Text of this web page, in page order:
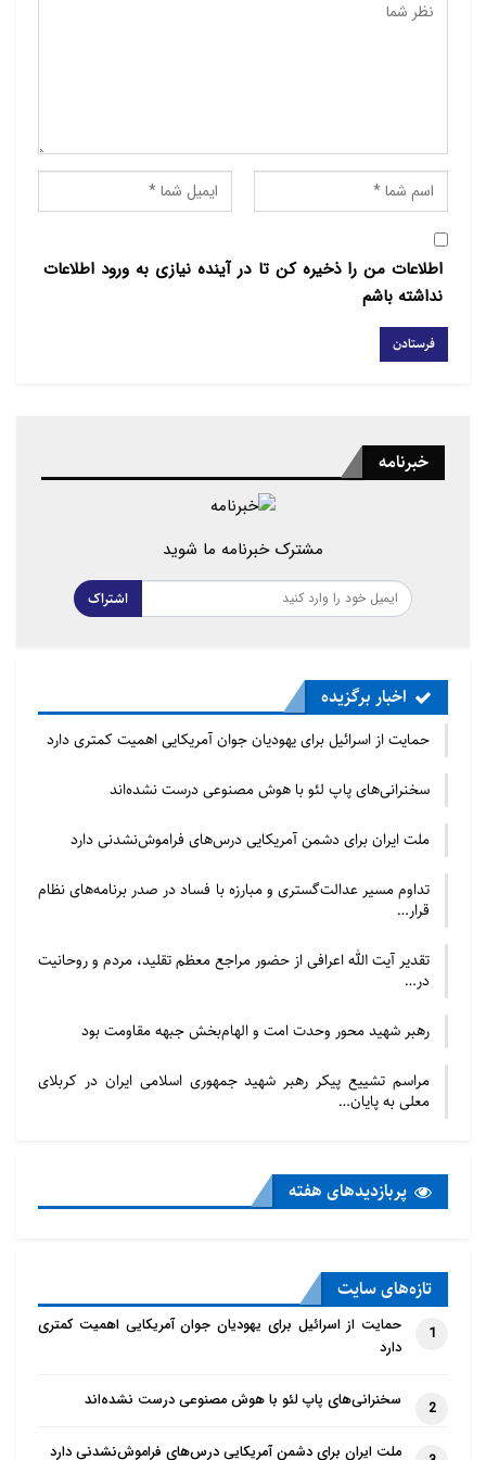
وی تاکید کرد: باید در جهت پایان دادن به سوء استفاده از
رستمی در پایان تاکید کرد: اگر قرار باشد امید و نشاط در
بین جامعه جوان توسعه یابد و پایدار باشد راه آن افزایش
مشارکت اجتماعی جوانان در قالب‌های نهادمند است.
منبع: ایسنا
اطلاعات من را ذخیره کن تا در آینده نیازی به ورود اطلاعات
نداشته باشم
خبرنامه
مشترک خبرنامه ما شوید
اشتراک
اخبار برگزیده
حمایت از اسرائیل برای یهودیان جوان آمریکایی اهمیت کمتری دارد
سخنرانی‌های پاپ لئو با هوش مصنوعی درست نشده‌اند
ملت ایران برای دشمن آمریکایی درس‌های فراموش‌نشدنی دارد
تداوم مسیر عدالت‌گستری و مبارزه با فساد در صدر برنامه‌های نظام
قرار…
تقدیر آیت الله اعرافی از حضور مراجع معظم تقلید، مردم و روحانیت
در…
رهبر شهید محور وحدت امت و الهام‌بخش جبهه مقاومت بود
مراسم تشییع پیکر رهبر شهید جمهوری اسلامی ایران در کربلای
معلی به پایان…
پربازدید‌های هفته
تازه‌‌های سایت
1
حمایت از اسرائیل برای یهودیان جوان آمریکایی اهمیت کمتری
دارد
2 سخنرانی‌های پاپ لئو با هوش مصنوعی درست نشده‌اند
ملت ایران برای دشمن آمریکایی درس‌های فراموش‌نشدنی دارد